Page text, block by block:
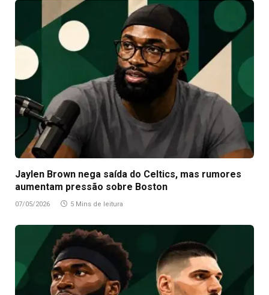
Jaylen Brown nega saída do Celtics, mas rumores
aumentam pressão sobre Boston
07/05/2026 5 Mins de leitura